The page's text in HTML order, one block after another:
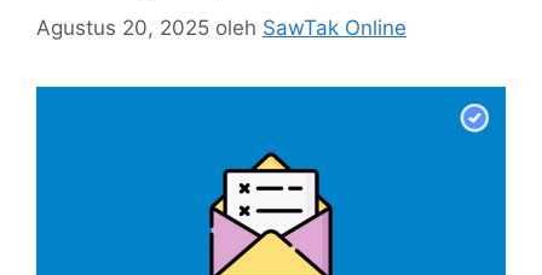
Agustus 20, 2025 oleh SawTak Online